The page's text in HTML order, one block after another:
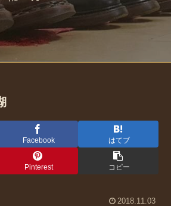
Facebook はてブ
Pinterest コピー
2018.11.03